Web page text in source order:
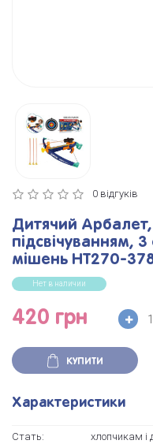
0 відгуків
Дитячий Арбалет,
підсвічуванням,
мішень HT270-
Нет в наличии
420 грн
КУПИТИ
Характеристики
Стать:
хлопчикам і